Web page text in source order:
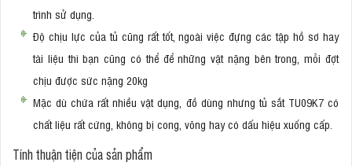
trình sử dụng.
Độ chịu lực của tủ cũng rất tốt, ngoài việc đựng các tập hồ sơ hay
tài liệu thì bạn cũng có thể để những vật nặng bên trong, mỗi đợt
chịu được sức nặng 20kg
Mặc dù chứa rất nhiều vật dụng, đồ dùng nhưng tủ sắt TU09K7 có
chất liệu rất cứng, không bị cong, võng hay có dấu hiệu xuống cấp.
Tính thuận tiện của sản phẩm